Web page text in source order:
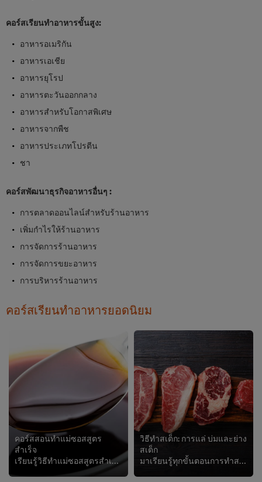
คอร์สเรียนทำอาหารขั้นสูง:
อาหารอเมริกัน
อาหารเอเชีย
อาหารยุโรป
อาหารตะวันออกกลาง
อาหารสำหรับโอกาสพิเศษ
อาหารจากพืช
อาหารประเภทโปรตีน
ชา
คอร์สพัฒนาธุรกิจอาหารอื่นๆ :
การตลาดออนไลน์สำหรับร้านอาหาร
เพิ่มกำไรให้ร้านอาหาร
การจัดการร้านอาหาร
การจัดการขยะอาหาร
การบริหารร้านอาหาร
คอร์สเรียนทำอาหารยอดนิยม
คอร์สสอนทำแม่ซอสสูตร
สำเร็จ
เรียนรู้วิธีทำแม่ซอสสูตรสำเร็จสูตรต่างๆ ที่เหล่าเชฟมืออาชีพใช้ทำอาหาร เพราะประหยัดเวลา รสชาติคงที่ แถมยังเก็บไว้ได้นาน มาดูวิธี...
วิธีทำสเต็ก: การแล่ บ่มและย่าง
สเต็ก
มาเรียนรู้ทุกขั้นตอนการทำสเต็ก ตั้งแต่วิธีการหาเนื้อสัตว์ที่ดีที่สุด การแล่และการปรุงสเต็กชั้นเลิศพร้อมเคล็ดลับมากมาย